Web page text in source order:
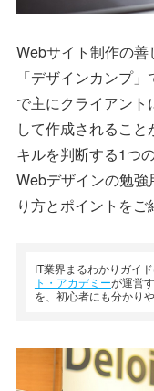
Webサイト制作の
「デザインカンプ
で主にクライアント
して作成されるこ
キルを判断する1つ
Webデザインの勉
り方とポイントをご
IT業界まるわかりガイ
ト・アカデミーが運営
を、初心者にも分かり